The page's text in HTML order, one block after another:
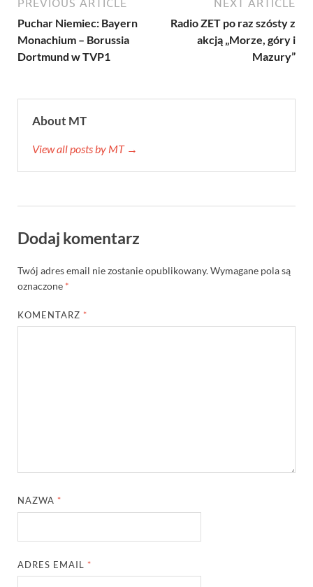
PREVIOUS ARTICLE
Puchar Niemiec: Bayern
Monachium – Borussia
Dortmund w TVP1
NEXT ARTICLE
Radio ZET po raz szósty z
akcją „Morze, góry i
Mazury”
About MT
View all posts by MT →
Dodaj komentarz
Twój adres email nie zostanie opublikowany.Wymagane pola są
oznaczone *
KOMENTARZ *
NAZWA *
ADRES EMAIL *